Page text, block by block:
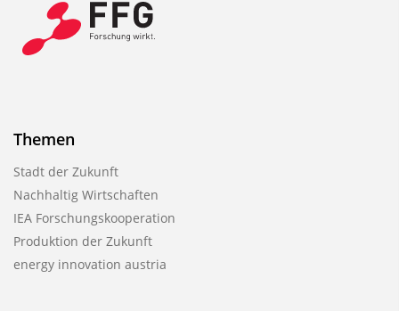
Themen
Stadt der Zukunft
Nachhaltig Wirtschaften
IEA Forschungskooperation
Produktion der Zukunft
energy innovation austria